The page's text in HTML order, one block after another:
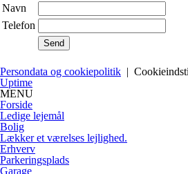
Navn
Telefon
Persondata og cookiepolitik |
Uptime
MENU
Forside
Ledige lejemål
Bolig
Lækker et værelses lejlighed.
Erhverv
Parkeringsplads
Garage